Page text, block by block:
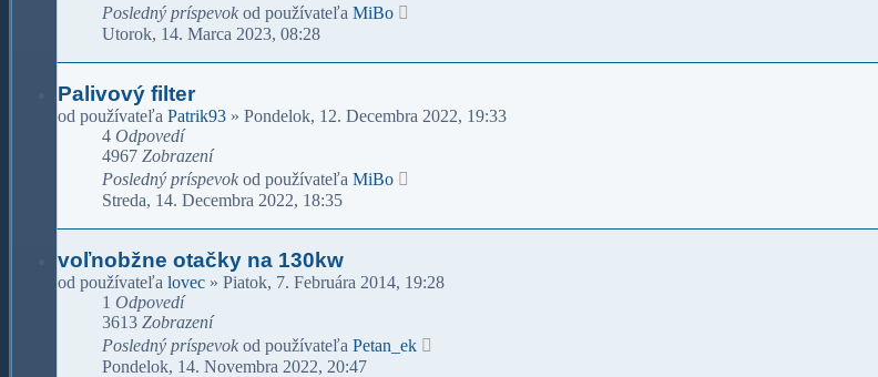
Posledný príspevok od používateľa MiBo
Utorok, 14. Marca 2023, 08:28
Palivový filter
od používateľa Patrik93 » Pondelok, 12. Decembra 2022, 19:33
4 Odpovedí
4967 Zobrazení
Posledný príspevok od používateľa MiBo
Streda, 14. Decembra 2022, 18:35
voľnobžne otačky na 130kw
od používateľa lovec » Piatok, 7. Februára 2014, 19:28
1 Odpovedí
3613 Zobrazení
Posledný príspevok od používateľa Petan_ek
Pondelok, 14. Novembra 2022, 20:47